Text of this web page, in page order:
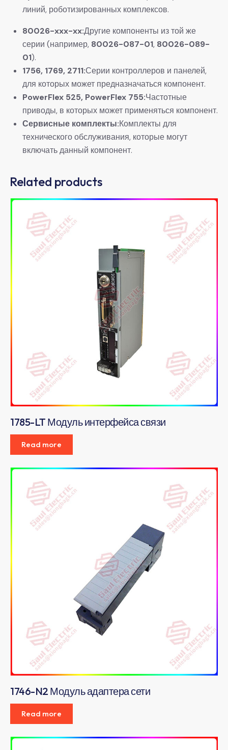
линий, роботизированных комплексов.
80026-xxx-xx:Другие компоненты из той же
серии (например, 80026-087-01, 80026-089-
01).
1756, 1769, 2711:Серии контроллеров и панелей,
для которых может предназначаться компонент.
PowerFlex 525, PowerFlex 755:Частотные
приводы, в которых может применяться компонент.
Сервисные комплекты:Комплекты для
технического обслуживания, которые могут
включать данный компонент.
Related products
1785-LT Модуль интерфейса связи
Read more
1746-N2 Модуль адаптера сети
Read more